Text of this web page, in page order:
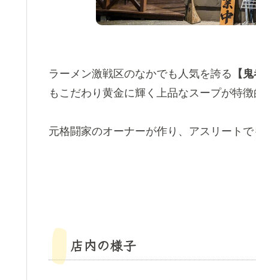
ラーメン激戦区のなかでも人気を誇る 【
もこだわり黄金に輝く上品なスープが特徴
元格闘家のオーナーが作り、アスリート
店内の様子